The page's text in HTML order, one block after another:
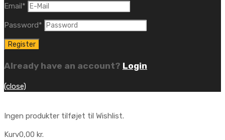
Email*
Password*
Already have an account? Login
(close)
Ingen produkter tilføjet til Wishlist.
Kurv0,00 kr.